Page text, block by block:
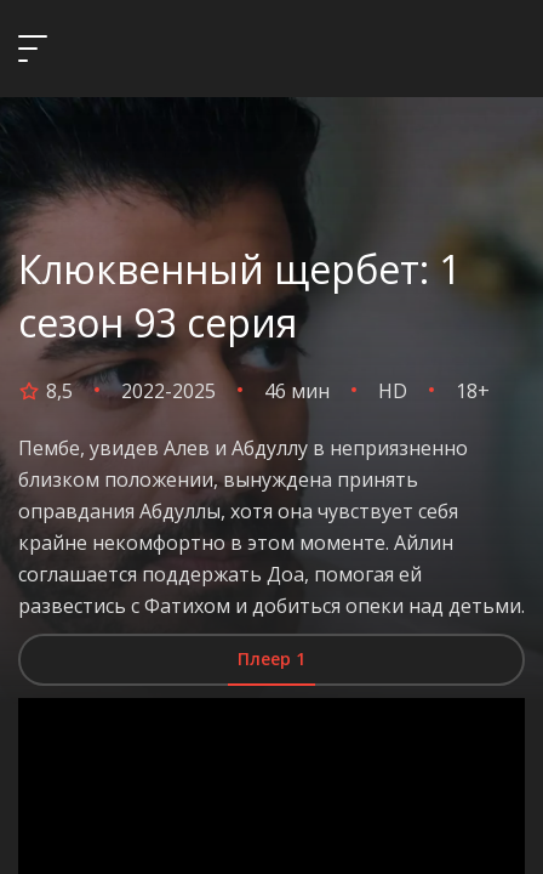
Клюквенный щербет: 1
сезон 93 серия
8,5 2022-2025 46 мин HD 18+
Пембе, увидев Алев и Абдуллу в неприязненно
близком положении, вынуждена принять
оправдания Абдуллы, хотя она чувствует себя
крайне некомфортно в этом моменте. Айлин
соглашается поддержать Доа, помогая ей
развестись с Фатихом и добиться опеки над детьми.
Плеер 1